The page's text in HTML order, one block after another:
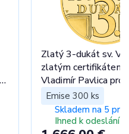
Zlatý 3-dukát sv.
zlatým certifikátem
Vladimír Pavlica
Emise 300 ks
Skladem na 5
Ihned k odeslání